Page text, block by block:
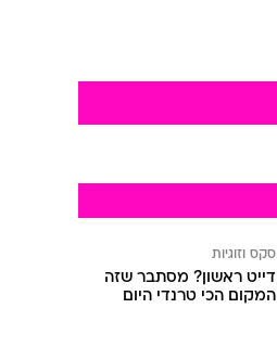
סקס וזוגיות
דייט ראשון? מסתבר שזה
המקום הכי טרנדי היום